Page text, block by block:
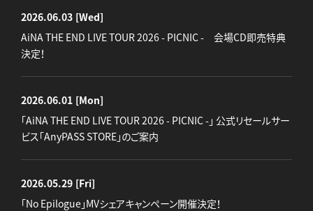
2026.06.03 [Wed]
AiNA THE END LIVE TOUR 2026 - PICNIC - 会場CD即売特典
決定！
2026.06.01 [Mon]
「AiNA THE END LIVE TOUR 2026 - PICNIC -」 公式リセールサー
ビス「AnyPASS STORE」のご案内
2026.05.29 [Fri]
「No Epilogue」MVシェアキャンペーン開催決定！